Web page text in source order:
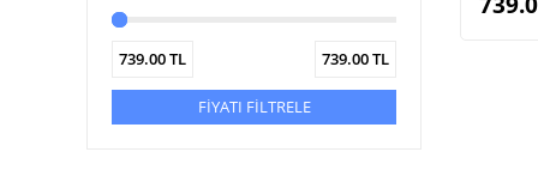
739.00TL 739.00TL
FİYATI FİLTRELE